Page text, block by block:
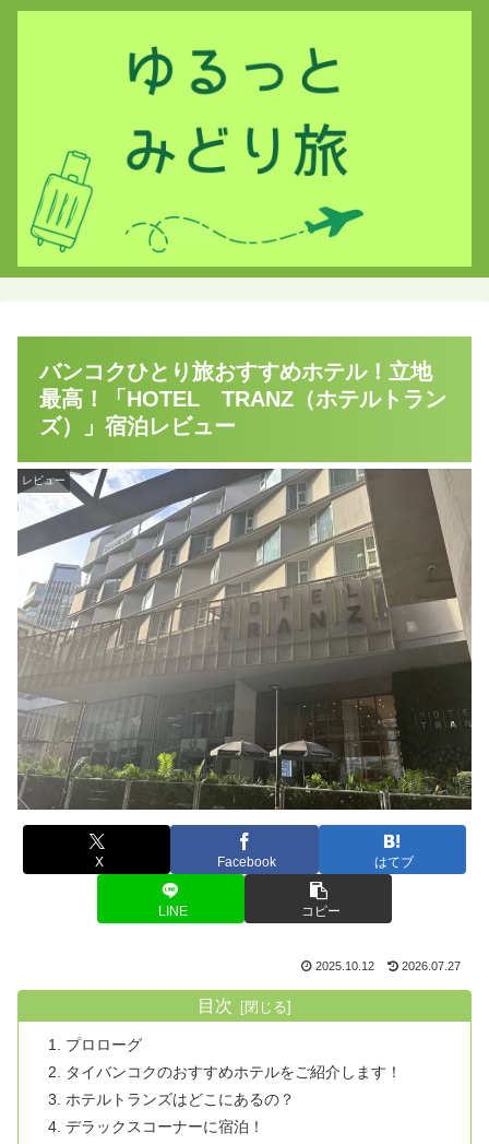
バンコクひとり旅おすすめホテル！立地
最高！「HOTEL TRANZ（ホテルトラン
ズ）」宿泊レビュー
レビュー
X Facebook はてブ
LINE コピー
2025.10.12 2026.07.27
目次
プロローグ
タイバンコクのおすすめホテルをご紹介します！
ホテルトランズはどこにあるの？
デラックスコーナーに宿泊！